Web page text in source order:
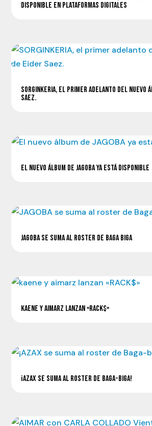
DISPONIBLE EN PLATAFORMAS DIGITALES
SORGINKERIA, EL PRIMER ADELANTO DEL NUEVO
SAEZ.
EL NUEVO ÁLBUM DE JAGOBA YA ESTÁ DISPONIBLE
JAGOBA SE SUMA AL ROSTER DE BAGA BIGA
KAENE Y AIMARZ LANZAN «RACK$»
¡AZAX SE SUMA AL ROSTER DE BAGA-BIGA!